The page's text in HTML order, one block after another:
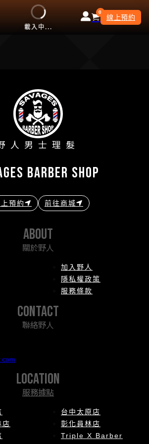
載入中...
0
線上預約
人男士理髮
barber shop
預約 前往商城
about
關於野人
加入野人
隱私權政策
服務條款
contact
聯絡野人
location
服務據點
店
台中太原店
彰化員林店
Triple X Barber